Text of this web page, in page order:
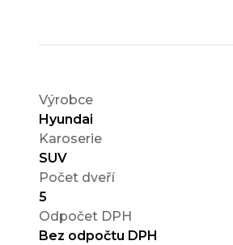
Výrobce
Hyundai
Karoserie
SUV
Počet dveří
5
Odpočet DPH
Bez odpočtu DPH